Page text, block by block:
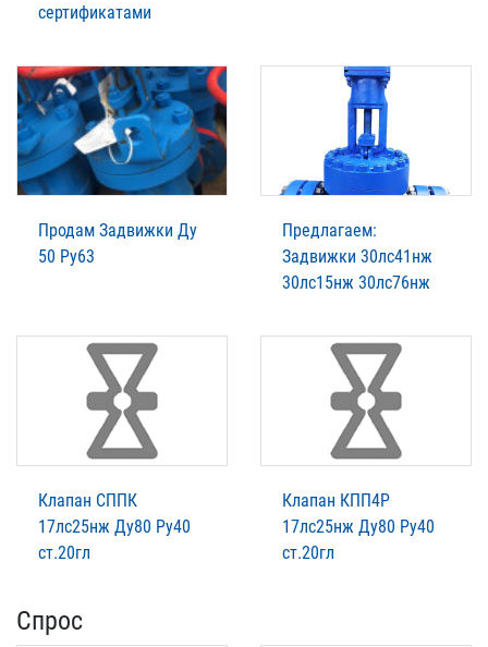
сертификатами
Продам Задвижки Ду
50 Ру63
Предлагаем:
Задвижки 30лс41нж
30лс15нж 30лс76нж
Клапан СППК
17лс25нж Ду80 Ру40
ст.20гл
Клапан КПП4Р
17лс25нж Ду80 Ру40
ст.20гл
Спрос